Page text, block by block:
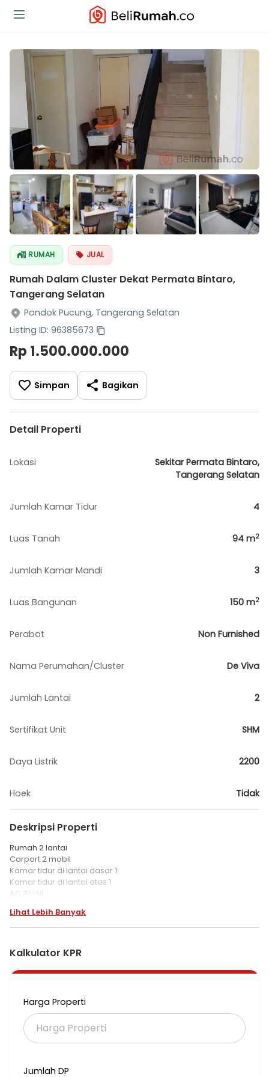
RUMAH JUAL
Rumah Dalam Cluster Dekat Permata Bintaro,
Tangerang Selatan
Pondok Pucung, Tangerang Selatan
Listing ID: 96385673
Rp 1.500.000.000
Simpan Bagikan
Detail Properti
Lokasi
Sekitar Permata Bintaro,
Tangerang Selatan
Jumlah Kamar Tidur 4
Luas Tanah 94 m2
Jumlah Kamar Mandi 3
Luas Bangunan 150 m2
Perabot Non Furnished
Nama Perumahan/Cluster De Viva
Jumlah Lantai 2
Sertifikat Unit SHM
Daya Listrik 2200
Hoek Tidak
Deskripsi Properti
Rumah 2 lantai
Carport 2 mobil
Kamar tidur di lantai dasar 1
Kamar tidur di lantai atas 1
AC 3 Unit
Lihat Lebih Banyak
Kalkulator KPR
Harga Properti
Jumlah DP